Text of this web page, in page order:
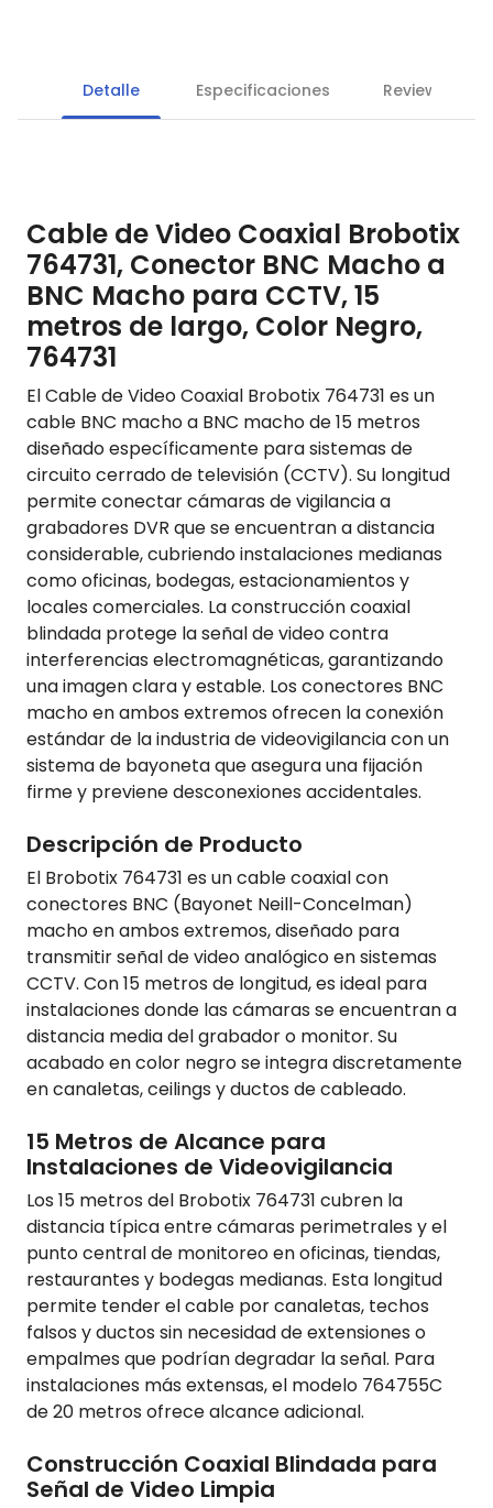
Detalle Especificaciones Reviews
Cable de Video Coaxial Brobotix
764731, Conector BNC Macho a
BNC Macho para CCTV, 15
metros de largo, Color Negro,
764731
El Cable de Video Coaxial Brobotix 764731 es un
cable BNC macho a BNC macho de 15 metros
diseñado específicamente para sistemas de
circuito cerrado de televisión (CCTV). Su longitud
permite conectar cámaras de vigilancia a
grabadores DVR que se encuentran a distancia
considerable, cubriendo instalaciones medianas
como oficinas, bodegas, estacionamientos y
locales comerciales. La construcción coaxial
blindada protege la señal de video contra
interferencias electromagnéticas, garantizando
una imagen clara y estable. Los conectores BNC
macho en ambos extremos ofrecen la conexión
estándar de la industria de videovigilancia con un
sistema de bayoneta que asegura una fijación
firme y previene desconexiones accidentales.
Descripción de Producto
El Brobotix 764731 es un cable coaxial con
conectores BNC (Bayonet Neill-Concelman)
macho en ambos extremos, diseñado para
transmitir señal de video analógico en sistemas
CCTV. Con 15 metros de longitud, es ideal para
instalaciones donde las cámaras se encuentran a
distancia media del grabador o monitor. Su
acabado en color negro se integra discretamente
en canaletas, ceilings y ductos de cableado.
15 Metros de Alcance para
Instalaciones de Videovigilancia
Los 15 metros del Brobotix 764731 cubren la
distancia típica entre cámaras perimetrales y el
punto central de monitoreo en oficinas, tiendas,
restaurantes y bodegas medianas. Esta longitud
permite tender el cable por canaletas, techos
falsos y ductos sin necesidad de extensiones o
empalmes que podrían degradar la señal. Para
instalaciones más extensas, el modelo 764755C
de 20 metros ofrece alcance adicional.
Construcción Coaxial Blindada para
Señal de Video Limpia